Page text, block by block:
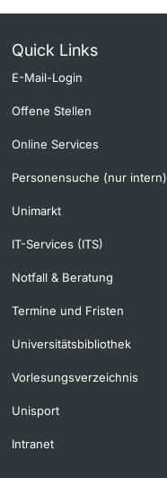
Quick Links
E-Mail-Login
Offene Stellen
Online Services
Personensuche (nur intern)
Unimarkt
IT-Services (ITS)
Notfall & Beratung
Termine und Fristen
Universitätsbibliothek
Vorlesungsverzeichnis
Unisport
Intranet